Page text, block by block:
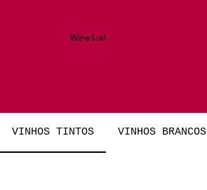
Wine List
VINHOS TINTOS VINHOS BRANCOS